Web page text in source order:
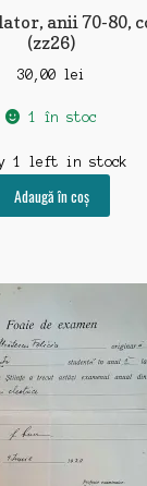
anii 70-80,
(zz26)
30,00 lei
1 în stoc
1 left in stock
Adaugă în coș